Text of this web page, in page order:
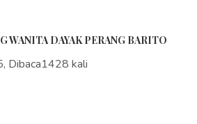
WANITA DAYAK PERANG BARITO
Dibaca1428 kali